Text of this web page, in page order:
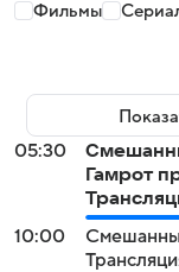
Фильмы
05:30
Гамрот
10:00